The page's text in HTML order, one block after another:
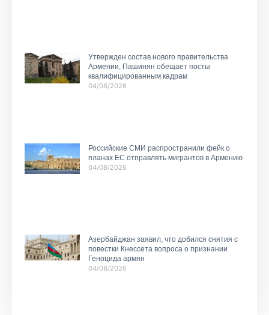
Утвержден состав нового правительства
Армении, Пашинян обещает посты
квалифицированным кадрам
04/08/2026
Российские СМИ распространили фейк о
планах ЕС отправлять мигрантов в Армению
04/08/2026
Азербайджан заявил, что добился снятия с
повестки Кнессета вопроса о признании
Геноцида армян
04/08/2026